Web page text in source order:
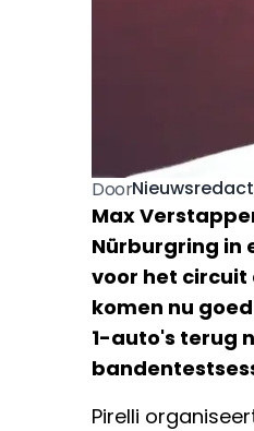
Door
Max
Nürburgring in
voor het circuit
komen nu
1-auto's terug
Pirelli